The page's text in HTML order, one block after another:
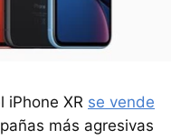
iPhone XR se vende
más agresivas